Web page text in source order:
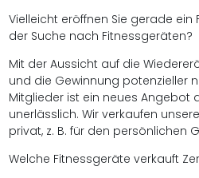
Vielleicht eröffnen Sie gerade
der Suche nach Fitnessgeräten?
Mit der Aussicht auf die
und die Gewinnung potenzieller
Mitglieder ist ein neues Angebot
unerlässlich. Wir verkaufen
privat, z. B. für den persönlichen
Welche Fitnessgeräte verkauft